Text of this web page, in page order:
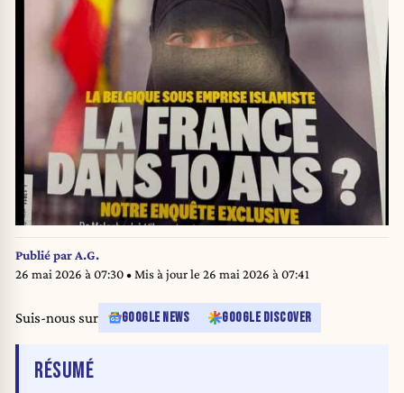
Publié par A.G.
26 mai 2026 à 07:30• Mis à jour le 26 mai 2026 à 07:41
Suis-nous sur GOOGLE NEWS GOOGLE DISCOVER
RÉSUMÉDE L'ARTICLE